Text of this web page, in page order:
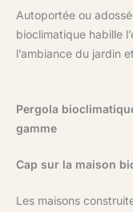
Autoportée ou
bioclimatique habille
l’ambiance du jardin
Pergola
gamme
Cap sur la maison
Les maisons